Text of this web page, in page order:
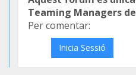
Teaming Managers
Per comentar:
Inicia Sessió